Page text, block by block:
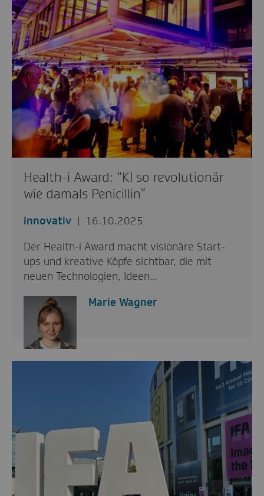
Health-i Award: “KI so revolutionär
wie damals Penicillin”
innovativ
16.10.2025
Der Health-i Award macht visionäre Start-
ups und kreative Köpfe sichtbar, die mit
neuen Technologien, Ideen…
Marie Wagner